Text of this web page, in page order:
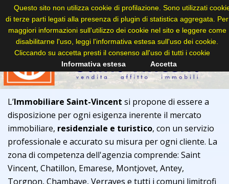
L’Immobiliare Saint-Vincent si propone di essere a
disposizione per ogni esigenza inerente il mercato
immobiliare, residenziale e turistico, con un servizio
professionale e accurato su misura per ogni cliente. La
zona di competenza dell'agenzia comprende: Saint
Vincent, Chatillon, Emarese, Montjovet, Antey,
Torgnon, Chambave, Verrayes e tutti i comuni limitrofi
Questo sito non utilizza cookie di profilazione. Sono utilizzati
di terze parti legati alla presenza di plugin di statistica aggregata. Per
maggiori informazioni sull'utilizzo dei cookie nel sito e leggere come
disabilitarne l'uso, leggi l'informativa estesa sull'uso dei cookie.
Cliccando su accetta presti il consenso all'uso di tutti i cookie
Informativa estesa
Accetta